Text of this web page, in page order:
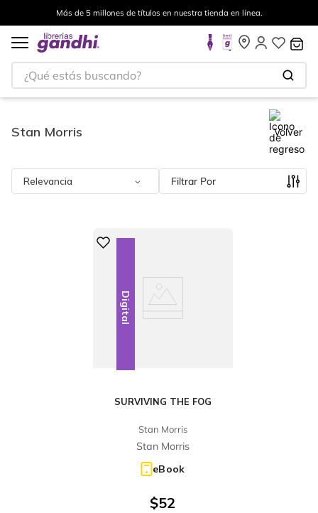
Más de 5 millones de títulos en nuestra tienda en línea.
¿Qué estás buscando?
Stan Morris Volver
Relevancia Filtrar
Digital
SURVIVING THE FOG
Stan Morris
Stan Morris
eBook
$52